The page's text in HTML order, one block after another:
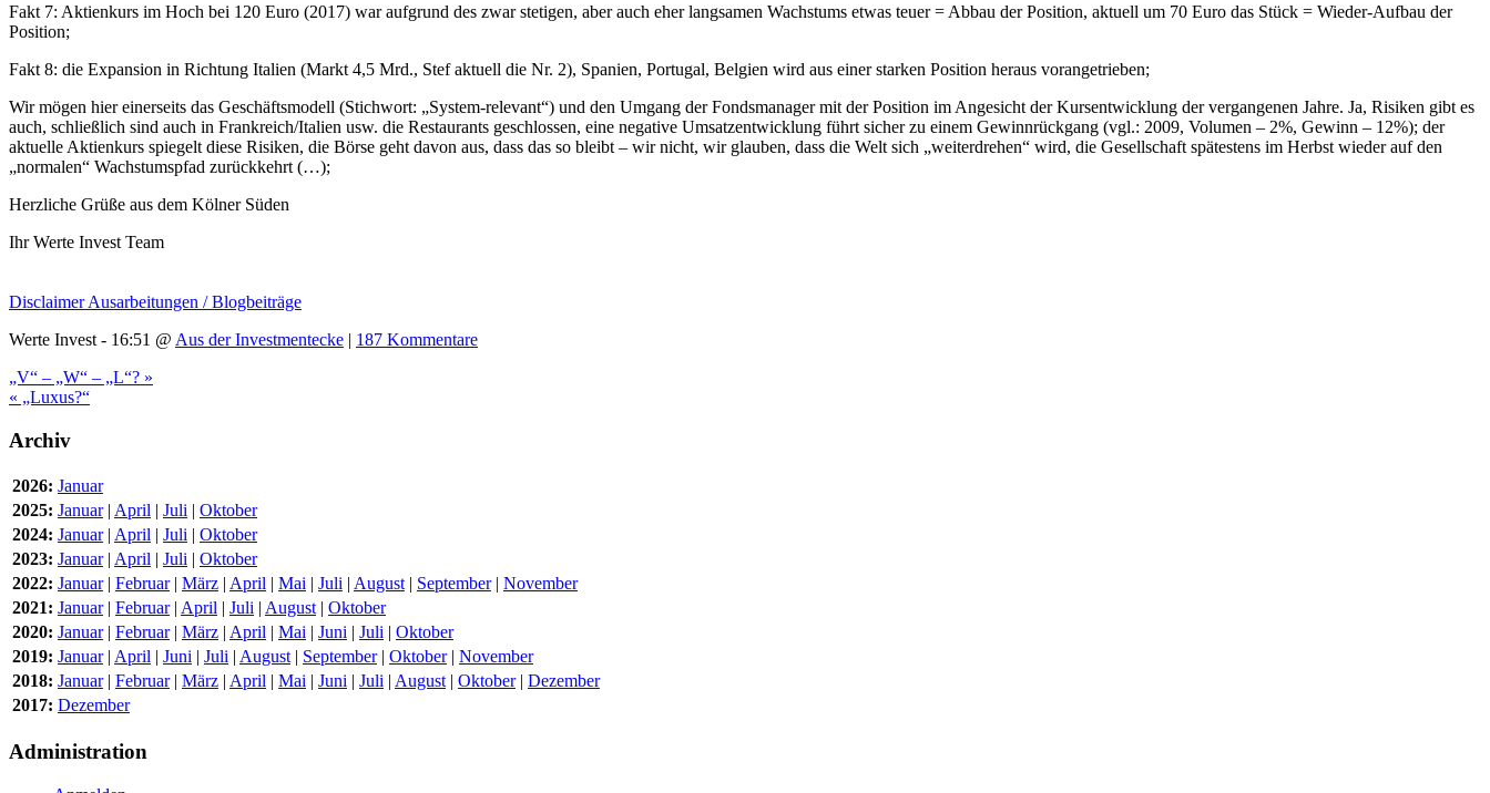
Fakt 7: Aktienkurs im Hoch bei 120 Euro (2017) war aufgrund des zwar stetigen, aber auch eher langsamen Wachstums etwas teuer = Abbau der Position, aktuell um 70 Euro das Stück = Wieder-Aufbau der
Position;
Fakt 8: die Expansion in Richtung Italien (Markt 4,5 Mrd., Stef aktuell die Nr. 2), Spanien, Portugal, Belgien wird aus einer starken Position heraus vorangetrieben;
Wir mögen hier einerseits das Geschäftsmodell (Stichwort: „System-relevant“) und den Umgang der Fondsmanager mit der Position im Angesicht der Kursentwicklung der vergangenen Jahre. Ja, Risiken gibt es
auch, schließlich sind auch in Frankreich/Italien usw. die Restaurants geschlossen, eine negative Umsatzentwicklung führt sicher zu einem Gewinnrückgang (vgl.: 2009, Volumen – 2%, Gewinn – 12%); der
aktuelle Aktienkurs spiegelt diese Risiken, die Börse geht davon aus, dass das so bleibt – wir nicht, wir glauben, dass die Welt sich „weiterdrehen“ wird, die Gesellschaft spätestens im Herbst wieder auf den
„normalen“ Wachstumspfad zurückkehrt (…);
Herzliche Grüße aus dem Kölner Süden
Ihr Werte Invest Team
Disclaimer Ausarbeitungen / Blogbeiträge
Werte Invest - 16:51 @ Aus der Investmentecke | 187 Kommentare
„V“ – „W“ – „L“? »
« „Luxus?“
Archiv
2026: Januar
2025: Januar| April | Juli | Oktober
2024: Januar| April | Juli | Oktober
2023: Januar| April | Juli | Oktober
2022: Januar| Februar| März | April | Mai | Juli | August| September| November
2021: Januar| Februar| April | Juli | August| Oktober
2020: Januar| Februar| März | April | Mai | Juni | Juli | Oktober
2019: Januar| April | Juni | Juli | August| September| Oktober| November
2018: Januar| Februar| März | April | Mai | Juni | Juli | August| Oktober| Dezember
2017: Dezember
Administration